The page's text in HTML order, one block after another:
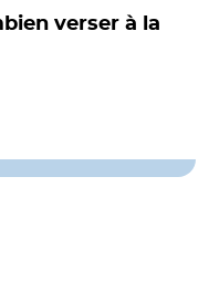
verser à la